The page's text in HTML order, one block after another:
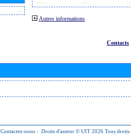
Autres informations
Contacts
Contactez-nous - Droits d'auteur © UIT 2026 Tous droits